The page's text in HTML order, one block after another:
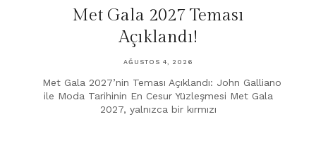
Met Gala 2027 Teması
Açıklandı!
AĞUSTOS 4, 2026
Met Gala 2027’nin Teması Açıklandı: John Galliano
ile Moda Tarihinin En Cesur Yüzleşmesi Met Gala
2027, yalnızca bir kırmızı